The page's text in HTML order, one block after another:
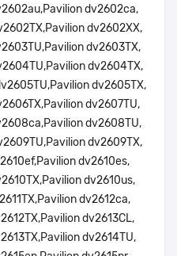
dv2602ca,
dv2602XX,
dv2603TX,
dv2604TX,
dv2605TX,
dv2607TU,
dv2608TU,
dv2609TX,
dv2610es,
dv2610us,
dv2612ca,
dv2613CL,
dv2614TU,